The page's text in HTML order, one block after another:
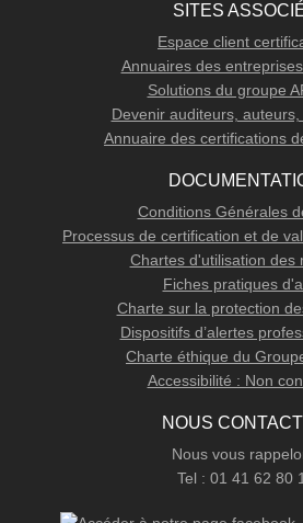
SITES
Espace client
Annuaires des
Solutions du groupe
Devenir auditeurs,
Annuaire des certifications
Conditions Générales
Processus de certification et de
Chartes d'utilisation des
Fiches pratiques
Charte sur la protection
Dispositifs d’alertes
Charte éthique du
Accessibilité : Non
NOUS
Nous vous
Tel : 01 41 62 80